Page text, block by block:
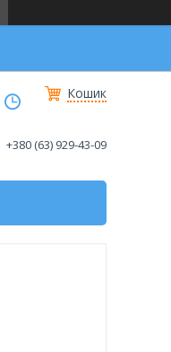
Кошик
+380 (63) 929-43-09